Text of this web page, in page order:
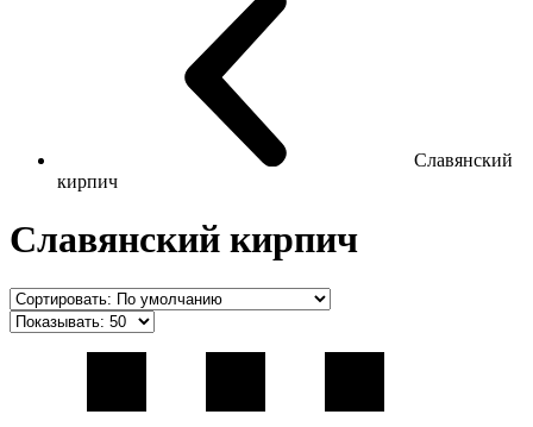
Славянский
кирпич
Славянский кирпич